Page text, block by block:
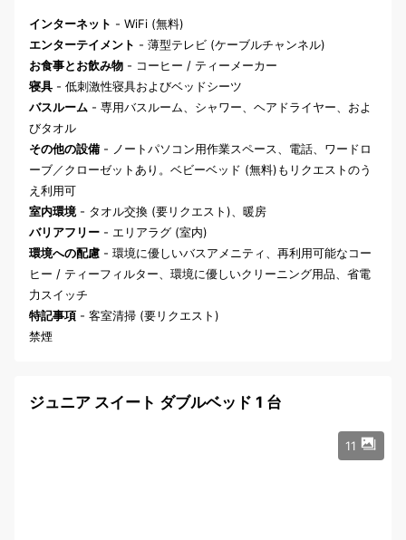
インターネット - WiFi (無料)
エンターテイメント - 薄型テレビ (ケーブルチャンネル)
お食事とお飲み物 - コーヒー / ティーメーカー
寝具 - 低刺激性寝具およびベッドシーツ
バスルーム - 専用バスルーム、シャワー、ヘアドライヤー、およ
びタオル
その他の設備 - ノートパソコン用作業スペース、電話、ワードロ
ーブ／クローゼットあり。ベビーベッド (無料)もリクエストのう
え利用可
室内環境 - タオル交換 (要リクエスト)、暖房
バリアフリー - エリアラグ (室内)
環境への配慮 - 環境に優しいバスアメニティ、再利用可能なコー
ヒー / ティーフィルター、環境に優しいクリーニング用品、省電
力スイッチ
特記事項 - 客室清掃 (要リクエスト)
禁煙
ジュニア スイート ダブルベッド 1 台
11